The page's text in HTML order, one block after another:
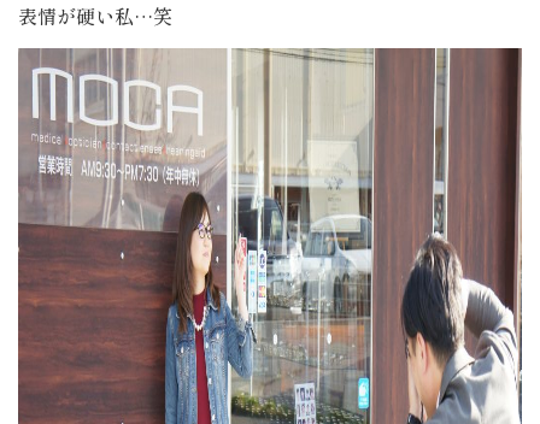
表情が硬い私…笑